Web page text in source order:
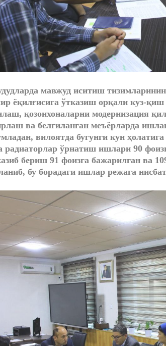
мавжуд иситиш
ёқилғисига ўтказиш орқали куз-
қозонхоналарни модернизация
ва белгиланган меъёрларда
вилоятда бугунги кун
радиаторлар ўрнатиш ишлари 90
бериш 91 фоизга бажарилган ва
бу борадаги ишлар режага